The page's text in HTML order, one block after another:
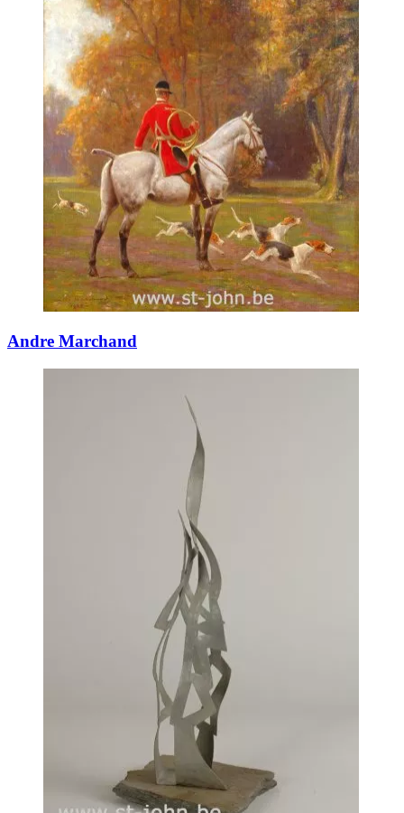
Andre Marchand